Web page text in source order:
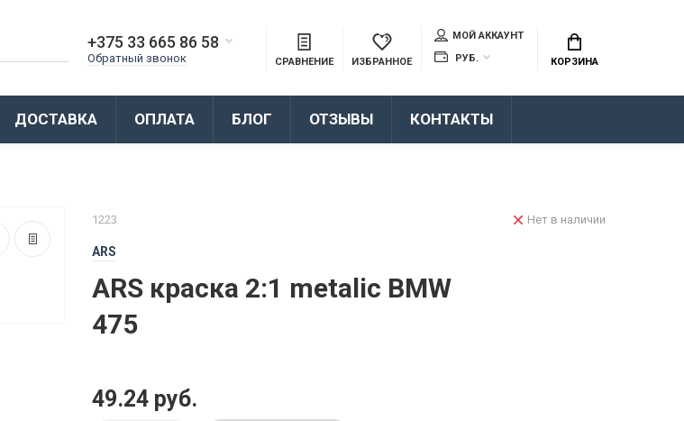
+375 33 665 86 58
Обратный звонок СРАВНЕНИЕ ИЗБРАННОЕ
МОЙ АККАУНТ
РУБ.
КОРЗИНА
ДОСТАВКА ОПЛАТА БЛОГ ОТЗЫВЫ КОНТАКТЫ
1223
ARS
ARS краска 2:1 metalic BMW
475
Нет в наличии
49.24 руб.